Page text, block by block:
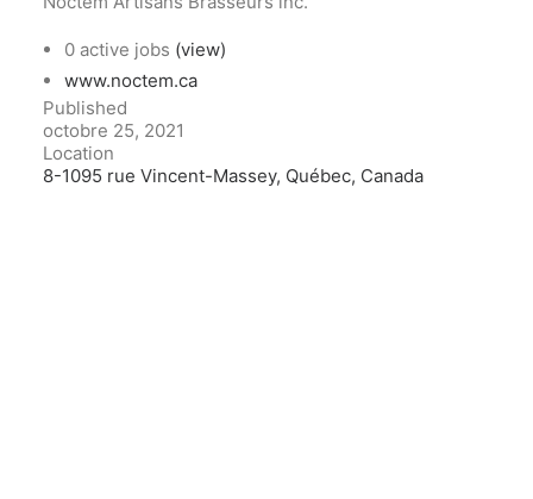
0 active jobs (view)
www.noctem.ca
Published
octobre 25, 2021
Location
8-1095 rue Vincent-Massey, Québec, Canada